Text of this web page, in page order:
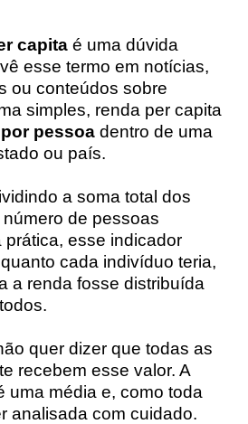
capita é uma dúvida
esse termo em notícias,
ou conteúdos sobre
simples, renda per capita
pessoa dentro de uma
ou país.
a soma total dos
de pessoas
esse indicador
cada indivíduo teria,
a renda fosse distribuída
quer dizer que todas as
recebem esse valor. A
uma média e, como toda
analisada com cuidado.